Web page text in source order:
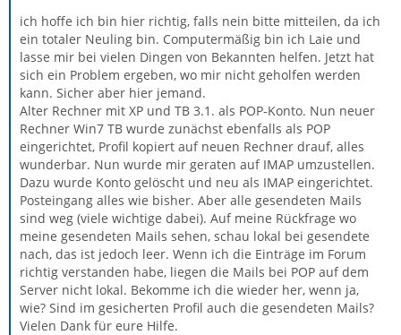
ich hoffe ich bin hier richtig, falls nein bitte mitteilen, da ich
ein totaler Neuling bin. Computermäßig bin ich Laie und
lasse mir bei vielen Dingen von Bekannten helfen. Jetzt hat
sich ein Problem ergeben, wo mir nicht geholfen werden
kann. Sicher aber hier jemand.
Alter Rechner mit XP und TB 3.1. als POP-Konto. Nun neuer
Rechner Win7 TB wurde zunächst ebenfalls als POP
eingerichtet, Profil kopiert auf neuen Rechner drauf, alles
wunderbar. Nun wurde mir geraten auf IMAP umzustellen.
Dazu wurde Konto gelöscht und neu als IMAP eingerichtet.
Posteingang alles wie bisher. Aber alle gesendeten Mails
sind weg (viele wichtige dabei). Auf meine Rückfrage wo
meine gesendeten Mails sehen, schau lokal bei gesendete
nach, das ist jedoch leer. Wenn ich die Einträge im Forum
richtig verstanden habe, liegen die Mails bei POP auf dem
Server nicht lokal. Bekomme ich die wieder her, wenn ja,
wie? Sind im gesicherten Profil auch die gesendeten Mails?
Vielen Dank für eure Hilfe.